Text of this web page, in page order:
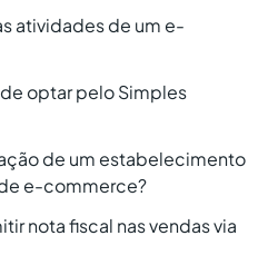
atividades de um e-
optar pelo Simples
de um estabelecimento
e-commerce?
nota fiscal nas vendas via